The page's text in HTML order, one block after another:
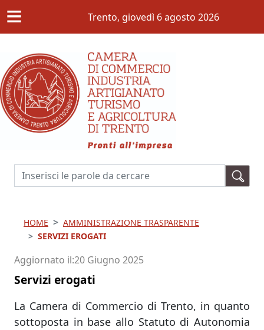
≡ Trento, giovedì 6 agosto 2026
Cerca
HOME
AMMINISTRAZIONE TRASPARENTE
SERVIZI EROGATI
Aggiornato il 20 Giugno 2025
Servizi erogati
La Camera di Commercio di Trento, in quanto
sottoposta in base allo Statuto di Autonomia